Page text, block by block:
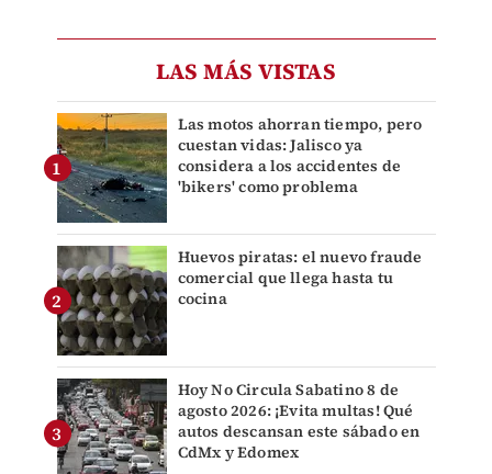
LAS MÁS VISTAS
Las motos ahorran tiempo, pero
cuestan vidas: Jalisco ya
considera a los accidentes de
'bikers' como problema
Huevos piratas: el nuevo fraude
comercial que llega hasta tu
cocina
Hoy No Circula Sabatino 8 de
agosto 2026: ¡Evita multas! Qué
autos descansan este sábado en
CdMx y Edomex